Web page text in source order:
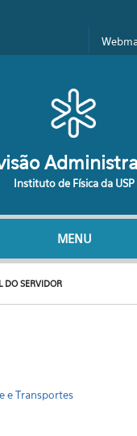
Formulário de
Instituto de Física da USP
MENU
DO SERVIDOR
e Transportes